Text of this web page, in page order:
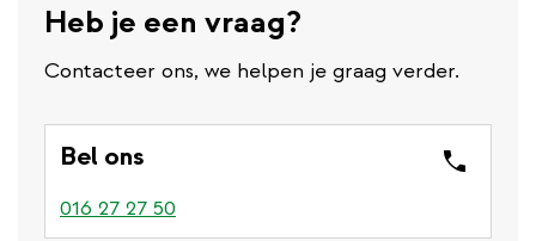
Heb je een vraag?
Contacteer ons, we helpen je graag verder.
Bel ons
016 27 27 50